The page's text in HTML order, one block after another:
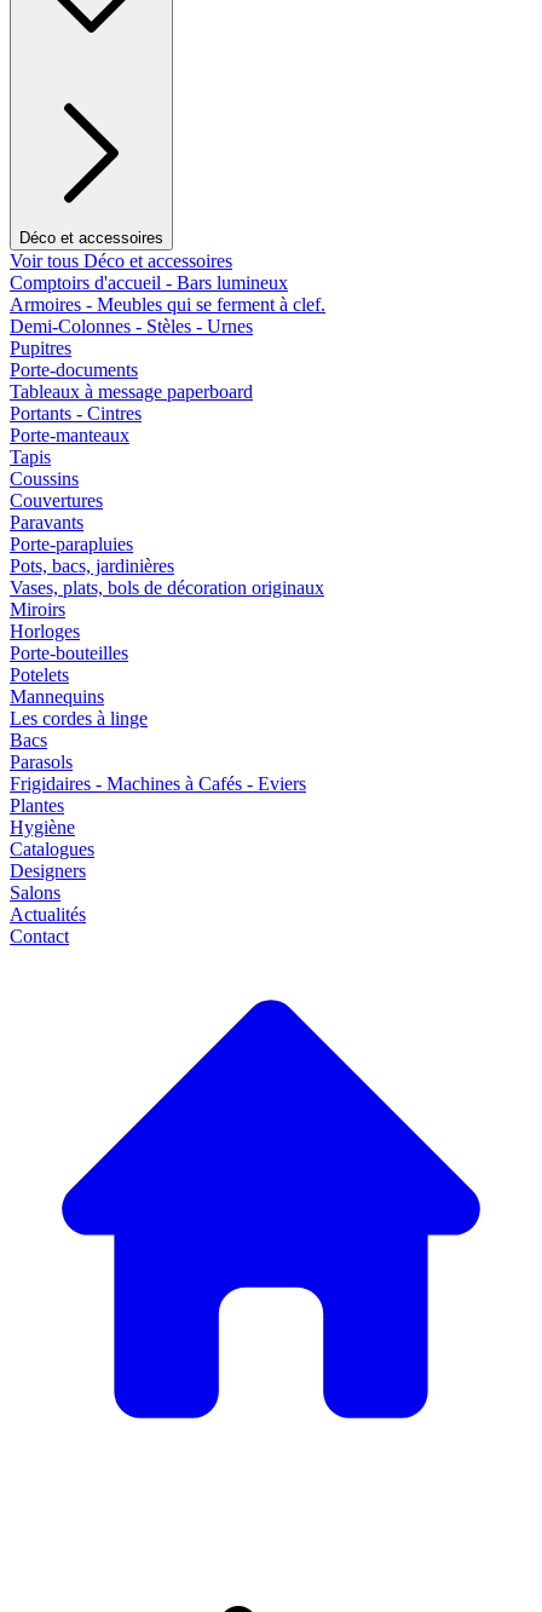
Déco et accessoires
Voir tous Déco et accessoires
Comptoirs d'accueil - Bars lumineux
Armoires - Meubles qui se ferment à clef.
Demi-Colonnes - Stèles - Urnes
Pupitres
Porte-documents
Tableaux à message paperboard
Portants - Cintres
Porte-manteaux
Tapis
Coussins
Couvertures
Paravants
Porte-parapluies
Pots, bacs, jardinières
Vases, plats, bols de décoration originaux
Miroirs
Horloges
Porte-bouteilles
Potelets
Mannequins
Les cordes à linge
Bacs
Parasols
Frigidaires - Machines à Cafés - Eviers
Plantes
Hygiène
Catalogues
Designers
Salons
Actualités
Contact